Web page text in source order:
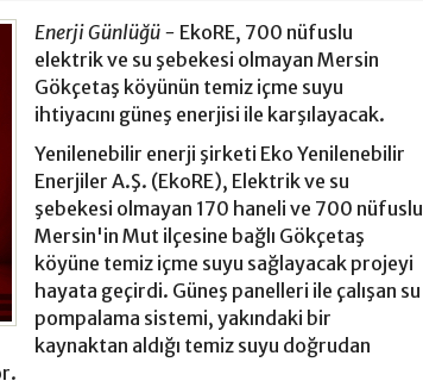
Enerji Günlüğü - EkoRE, 700 nüfuslu
elektrik ve su şebekesi olmayan Mersin
Gökçetaş köyünün temiz içme suyu
ihtiyacını güneş enerjisi ile karşılayacak.
Yenilenebilir enerji şirketi Eko Yenilenebilir
Enerjiler A.Ş. (EkoRE), Elektrik ve su
şebekesi olmayan 170 haneli ve 700 nüfuslu
Mersin'in Mut ilçesine bağlı Gökçetaş
köyüne temiz içme suyu sağlayacak projeyi
hayata geçirdi. Güneş panelleri ile çalışan su
pompalama sistemi, yakındaki bir
kaynaktan aldığı temiz suyu doğrudan